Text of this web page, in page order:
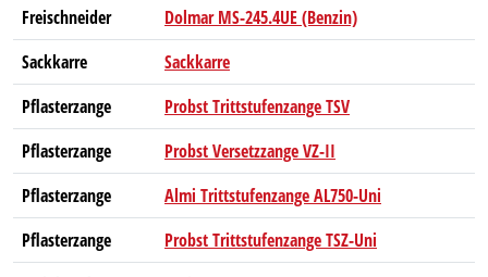
Freischneider
Dolmar MS-245.4UE (Benzin)
Sackkarre
Sackkarre
Pflasterzange
Probst Trittstufenzange TSV
Pflasterzange
Probst Versetzzange VZ-II
Pflasterzange
Almi Trittstufenzange AL750-Uni
Pflasterzange
Probst Trittstufenzange TSZ-Uni